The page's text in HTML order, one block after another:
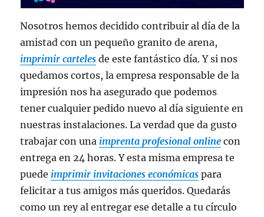
Nosotros hemos decidido contribuir al día de la
amistad con un pequeño granito de arena,
imprimir carteles de este fantástico día. Y si nos
quedamos cortos, la empresa responsable de la
impresión nos ha asegurado que podemos
tener cualquier pedido nuevo al día siguiente en
nuestras instalaciones. La verdad que da gusto
trabajar con una imprenta profesional online con
entrega en 24 horas. Y esta misma empresa te
puede imprimir invitaciones económicas para
felicitar a tus amigos más queridos. Quedarás
como un rey al entregar ese detalle a tu círculo